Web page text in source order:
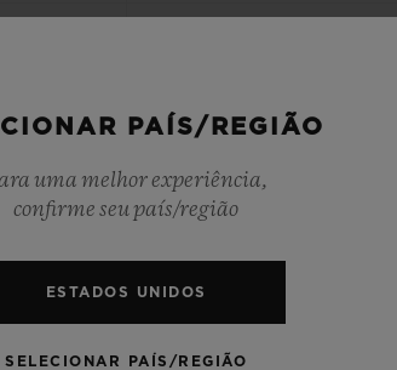
RESERVA DE
PAÍS/REGIÃO
uma melhor experiência,
confirme seu país/região
ESTADOS UNIDOS
SELECIONAR PAÍS/REGIÃO